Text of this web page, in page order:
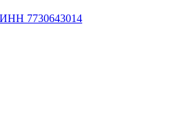
7730643014